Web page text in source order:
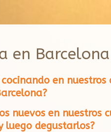
en Barcelona
en nuestros
nuevos en nuestros
luego degustarlos?